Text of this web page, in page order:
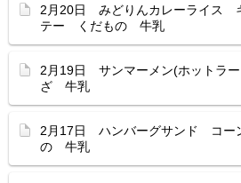
2月20日 みどりんカレーライス
テー くだもの 牛乳
2月19日 サンマーメン(ホットラ
ざ 牛乳
2月17日 ハンバーグサンド コー
の 牛乳